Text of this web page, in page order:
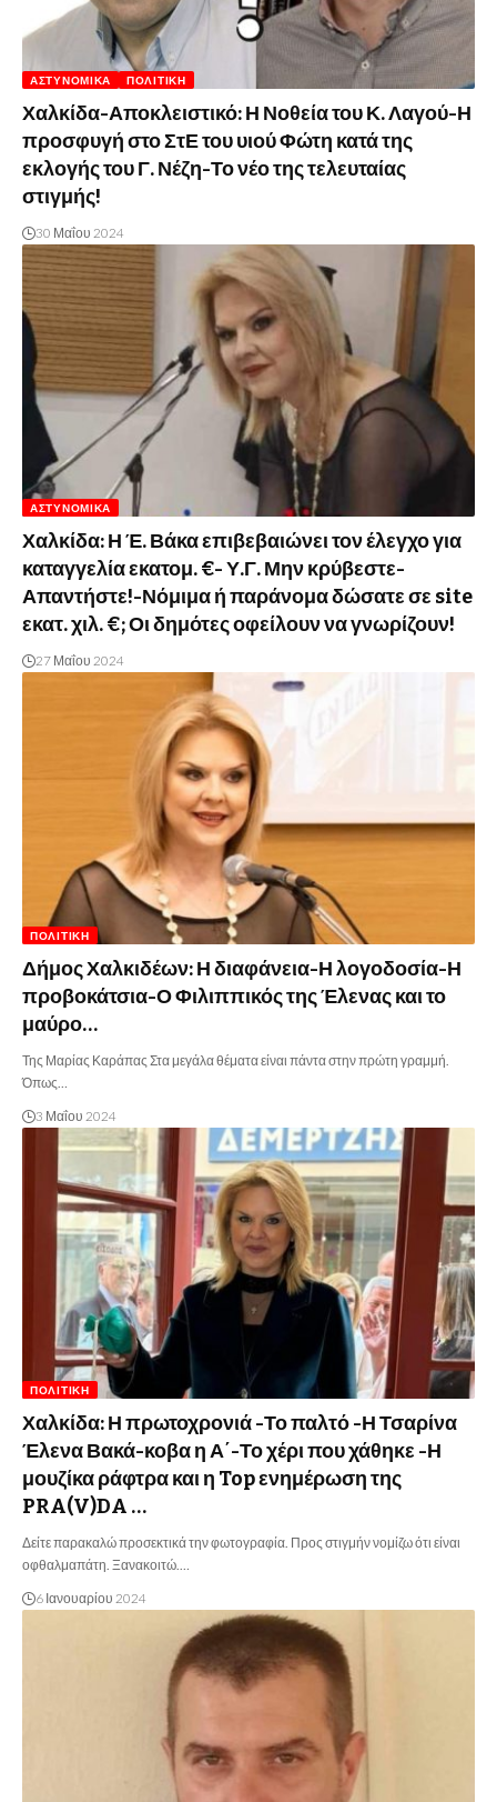
ΑΣΤΥΝΟΜΙΚΆ ΠΟΛΙΤΙΚΉ
Χαλκίδα-Αποκλειστικό: Η Νοθεία του Κ. Λαγού-Η
προσφυγή στο ΣτΕ του υιού Φώτη κατά της
εκλογής του Γ. Νέζη-Το νέο της τελευταίας
στιγμής!
30 Μαΐου 2024
ΑΣΤΥΝΟΜΙΚΆ
Χαλκίδα: Η Έ. Βάκα επιβεβαιώνει τον έλεγχο για
καταγγελία εκατομ. €- Υ.Γ. Μην κρύβεστε-
Απαντήστε!-Νόμιμα ή παράνομα δώσατε σε site
εκατ. χιλ. €; Οι δημότες οφείλουν να γνωρίζουν!
27 Μαΐου 2024
ΠΟΛΙΤΙΚΉ
Δήμος Χαλκιδέων: Η διαφάνεια-Η λογοδοσία-Η
προβοκάτσια-Ο Φιλιππικός της Έλενας και το
μαύρο…
Της Μαρίας Καράπας Στα μεγάλα θέματα είναι πάντα στην πρώτη γραμμή.
Όπως…
3 Μαΐου 2024
ΠΟΛΙΤΙΚΉ
Χαλκίδα: Η πρωτοχρονιά -Το παλτό -Η Τσαρίνα
Έλενα Βακά-κοβα η Α΄-Το χέρι που χάθηκε -Η
μουζίκα ράφτρα και η Top ενημέρωση της
PRA(V)DA …
Δείτε παρακαλώ προσεκτικά την φωτογραφία. Προς στιγμήν νομίζω ότι είναι
οφθαλμαπάτη. Ξανακοιτώ.…
6 Ιανουαρίου 2024